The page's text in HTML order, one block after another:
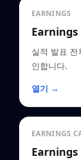
EARNINGS
실적 발표
인합니다.
열기 →
EARNINGS